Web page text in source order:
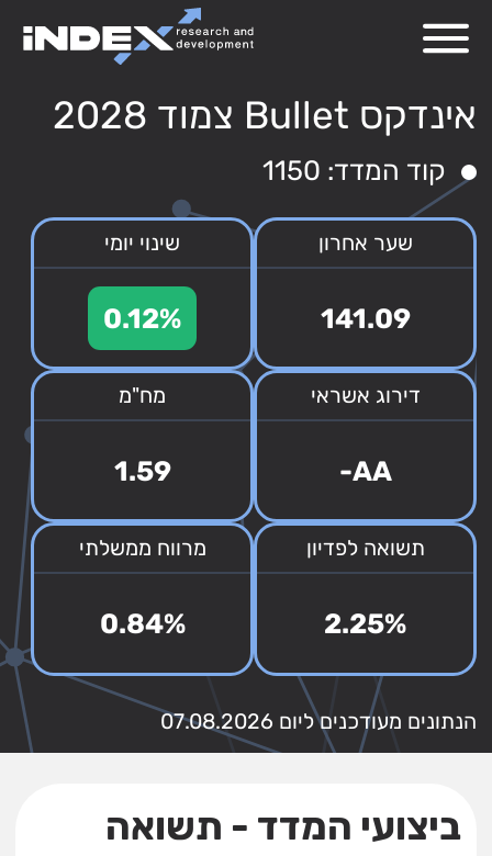
אינדקס Bullet צמוד 2028
קוד המדד: 1150
שער אחרון
141.09
שינוי יומי
0.12%
דירוג אשראי
AA-
מח"מ
1.59
תשואה לפדיון
2.25%
מרווח ממשלתי
0.84%
הנתונים מעודכנים ליום 07.08.2026
ביצועי המדד - תשואה